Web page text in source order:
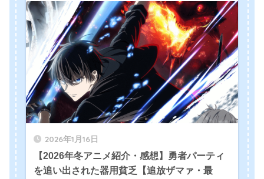
2026年1月16日
【2026年冬アニメ紹介・感想】勇者パーティ
を追い出された器用貧乏【追放ザマァ・最